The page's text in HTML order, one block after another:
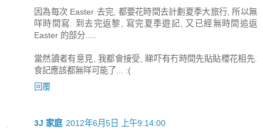
因為每次 Easter 去完, 都要花時間去計劃夏季大旅行, 所以無
咩時間寫. 到去完返黎, 寫完夏季遊記, 又已經無時間追返
Easter 的部分.....
當然讀者有意見, 我都會接受, 睇吓有冇時間先貼貼櫻花相先.
食記應該都無咩可能了... :(
回覆
3J 家庭 2012年6月5日 上午9:14:00